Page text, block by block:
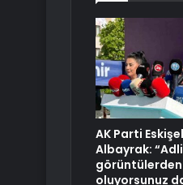
AK Parti
Albayrak:
görüntülerden
oluyorsunuz